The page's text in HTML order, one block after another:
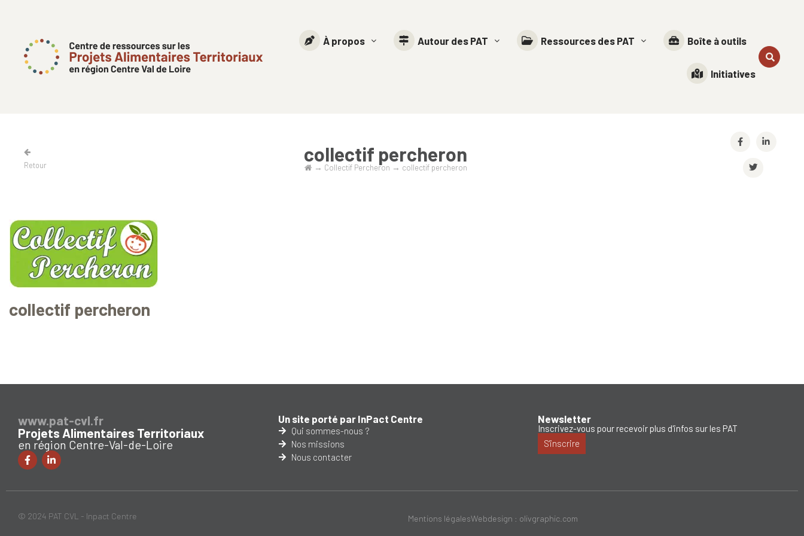
À propos Autour des PAT Ressources des PAT Boîte à outils
Initiatives
Retour collectif percheron
→ Collectif Percheron → collectif percheron
collectif percheron
www.pat-cvl.fr
Projets Alimentaires Territoriaux
en région Centre-Val-de-Loire
Un site porté par InPact Centre
Qui sommes-nous ?
Nos missions
Nous contacter
Newsletter
Inscrivez-vous pour recevoir plus d'infos sur les PAT
S'inscrire
© 2024 PAT CVL - Inpact Centre Mentions légalesWebdesign : olivgraphic.com